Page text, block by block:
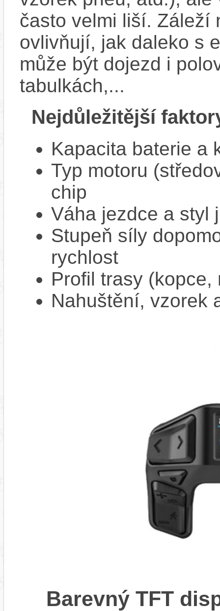
často velmi liší. Záleží
ovlivňují, jak daleko s
může být dojezd i
tabulkách,...
Nejdůležitější
Kapacita baterie a
Typ motoru
chip
Váha jezdce a styl
Stupeň síly
rychlost
Profil trasy
Nahuštění, vzorek
Barevný TFT